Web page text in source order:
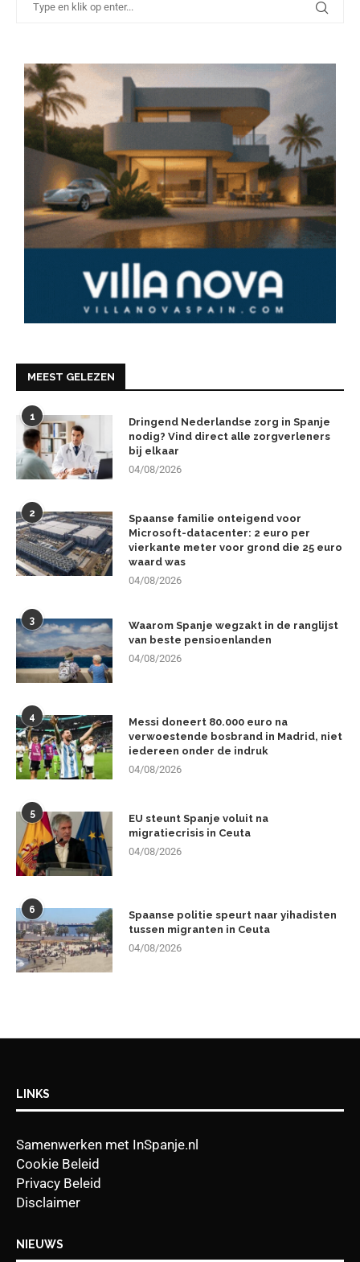
MEEST GELEZEN
1
Dringend Nederlandse zorg in Spanje
nodig? Vind direct alle zorgverleners
bij elkaar
04/08/2026
2
Spaanse familie onteigend voor
Microsoft-datacenter: 2 euro per
vierkante meter voor grond die 25 euro
waard was
04/08/2026
3
Waarom Spanje wegzakt in de ranglijst
van beste pensioenlanden
04/08/2026
4
Messi doneert 80.000 euro na
verwoestende bosbrand in Madrid, niet
iedereen onder de indruk
04/08/2026
5
EU steunt Spanje voluit na
migratiecrisis in Ceuta
04/08/2026
6
Spaanse politie speurt naar yihadisten
tussen migranten in Ceuta
04/08/2026
LINKS
Samenwerken met InSpanje.nl
Cookie Beleid
Privacy Beleid
Disclaimer
NIEUWS